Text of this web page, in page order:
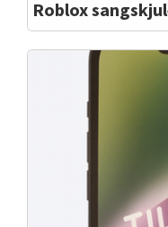
Roblox
Roblox fås også
Roblox er bare et
sangskjuler